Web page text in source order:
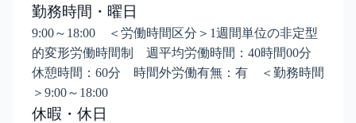
勤務時間・曜日
9:00～18:00 ＜労働時間区分＞1週間単位の非定型
的変形労働時間制 週平均労働時間：40時間00分
休憩時間：60分 時間外労働有無：有 ＜勤務時間
＞9:00～18:00
休暇・休日